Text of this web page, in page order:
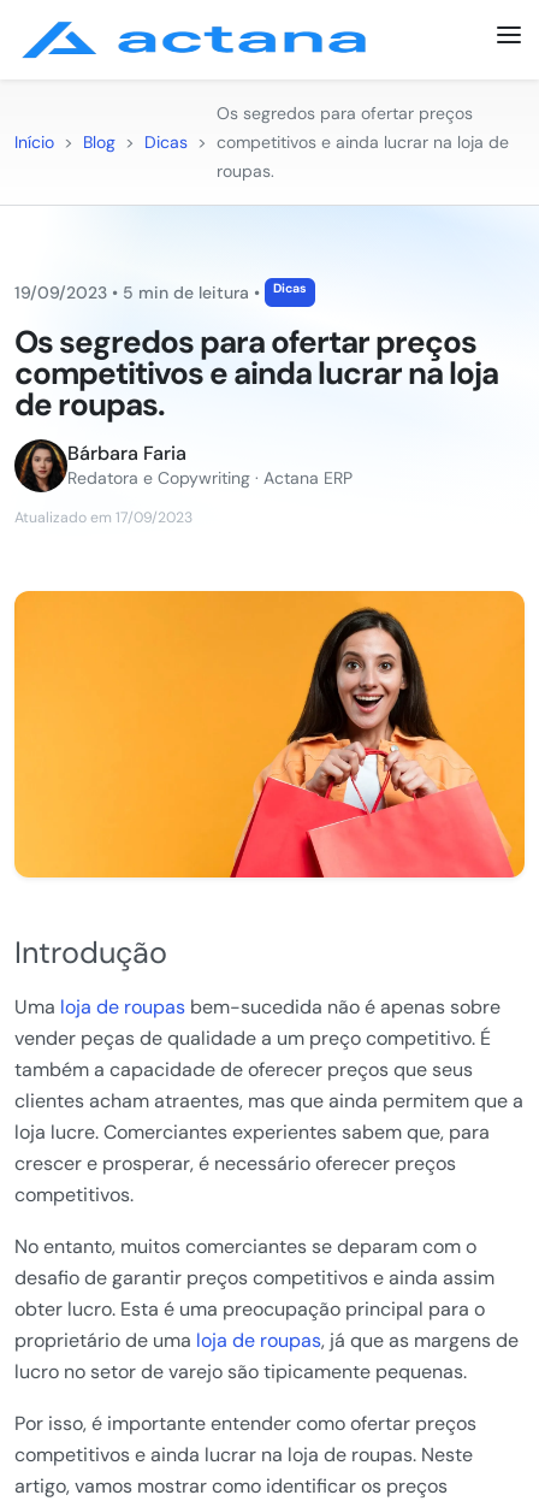
Início > Blog > Dicas >
Os segredos para ofertar preços
competitivos e ainda lucrar na loja de
roupas.
19/09/2023 • 5 min de leitura • Dicas
Os segredos para ofertar preços
competitivos e ainda lucrar na loja
de roupas.
Bárbara Faria
Redatora e Copywriting · Actana ERP
Atualizado em 17/09/2023
Introdução
Uma loja de roupas bem-sucedida não é apenas sobre
vender peças de qualidade a um preço competitivo. É
também a capacidade de oferecer preços que seus
clientes acham atraentes, mas que ainda permitem que a
loja lucre. Comerciantes experientes sabem que, para
crescer e prosperar, é necessário oferecer preços
competitivos.
No entanto, muitos comerciantes se deparam com o
desafio de garantir preços competitivos e ainda assim
obter lucro. Esta é uma preocupação principal para o
proprietário de uma loja de roupas, já que as margens de
lucro no setor de varejo são tipicamente pequenas.
Por isso, é importante entender como ofertar preços
competitivos e ainda lucrar na loja de roupas. Neste
artigo, vamos mostrar como identificar os preços